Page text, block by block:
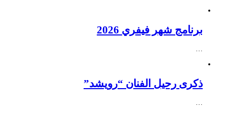
برنامج شهر فيفري 2026
…
ذكرى رحيل الفنان “رويشد”
…